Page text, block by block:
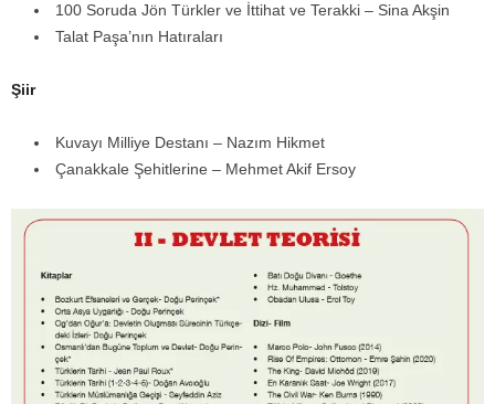
100 Soruda Jön Türkler ve İttihat ve Terakki – Sina Akşin
Talat Paşa’nın Hatıraları
Şiir
Kuvayı Milliye Destanı – Nazım Hikmet
Çanakkale Şehitlerine – Mehmet Akif Ersoy